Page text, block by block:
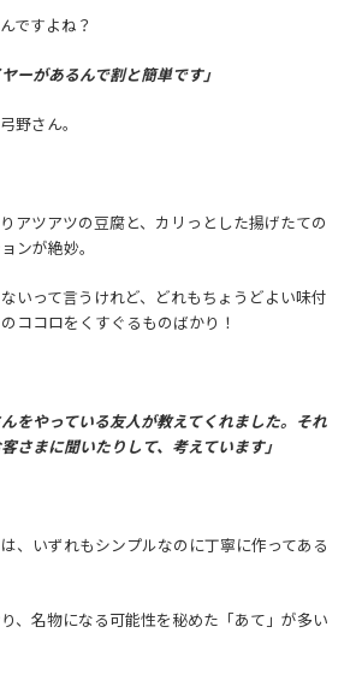
ですよね？
ーがあるんで割と簡単です」
野さん。
アツアツの豆腐と、カリっとした揚げたての
ンが絶妙。
いって言うけれど、どれもちょうどよい味付
ココロをくすぐるものばかり！
んをやっている友人が教えてくれました。それ
さまに聞いたりして、考えています」
、いずれもシンプルなのに丁寧に作ってある
、名物になる可能性を秘めた「あて」が多い